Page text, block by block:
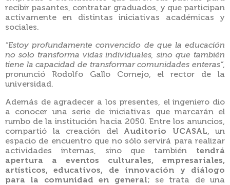
recibir pasantes, contratar graduados, y que participan
activamente en distintas iniciativas académicas y
sociales.
“Estoy profundamente convencido de que la educación
no solo transforma vidas individuales, sino que también
tiene la capacidad de transformar comunidades enteras”,
pronunció Rodolfo Gallo Cornejo, el rector de la
universidad.
Además de agradecer a los presentes, el ingeniero dio
a conocer una serie de iniciativas que marcarán el
rumbo de la institución hacia 2050. Entre los anuncios,
compartió la creación del Auditorio UCASAL, un
espacio de encuentro que no sólo servirá para realizar
actividades internas, sino que también tendrá
apertura a eventos culturales, empresariales,
artísticos, educativos, de innovación y diálogo
para la comunidad en general; se trata de una